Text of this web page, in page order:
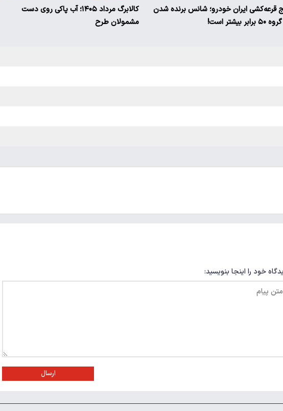
قرعه‌کشی ایران خودرو؛ شانس برنده شدن
بیشتر است!
کالابرگ مرداد ۱۴۰۵؛ آب پاکی روی دست
مشمولان طرح
خود را اینجا بنویسید:
ارسال